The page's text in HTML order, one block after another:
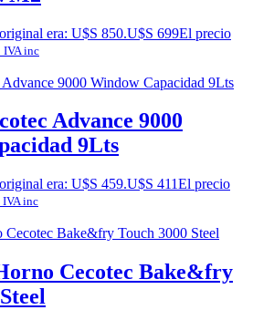
era: U$S 850.U$S 699El precio
IVA inc
Advance 9000
9Lts
era: U$S 459.U$S 411El precio
IVA inc
Cecotec Bake&fry